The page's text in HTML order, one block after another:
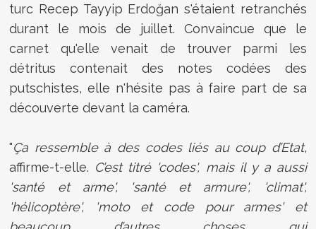
turc Recep Tayyip Erdoğan s'étaient retranchés
durant le mois de juillet. Convaincue que le
carnet qu'elle venait de trouver parmi les
détritus contenait des notes codées des
putschistes, elle n'hésite pas à faire part de sa
découverte devant la caméra.
"Ça ressemble à des codes liés au coup d’Etat,
affirme-t-elle. C’est titré 'codes', mais il y a aussi
'santé et arme', 'santé et armure', ' climat',
'hélicoptère', 'moto et code pour armes' et